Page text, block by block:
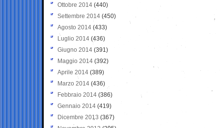
Ottobre 2014 (440)
Settembre 2014 (450)
Agosto 2014 (433)
Luglio 2014 (436)
Giugno 2014 (391)
Maggio 2014 (392)
Aprile 2014 (389)
Marzo 2014 (436)
Febbraio 2014 (386)
Gennaio 2014 (419)
Dicembre 2013 (367)